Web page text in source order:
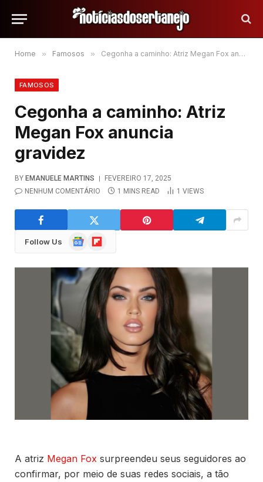
Home » Famosos » Cegonha a caminho: Atriz Megan Fox anuncia gravidez
FAMOSOS
Cegonha a caminho: Atriz
Megan Fox anuncia
gravidez
BY EMANUELE MARTINS
FEVEREIRO 17, 2025
NENHUM COMENTÁRIO
1 MINS READ 1 VIEWS
Follow Us
GoogleFlipboard
A atriz Megan Fox surpreendeu seus seguidores ao
confirmar, por meio de suas redes sociais, a tão